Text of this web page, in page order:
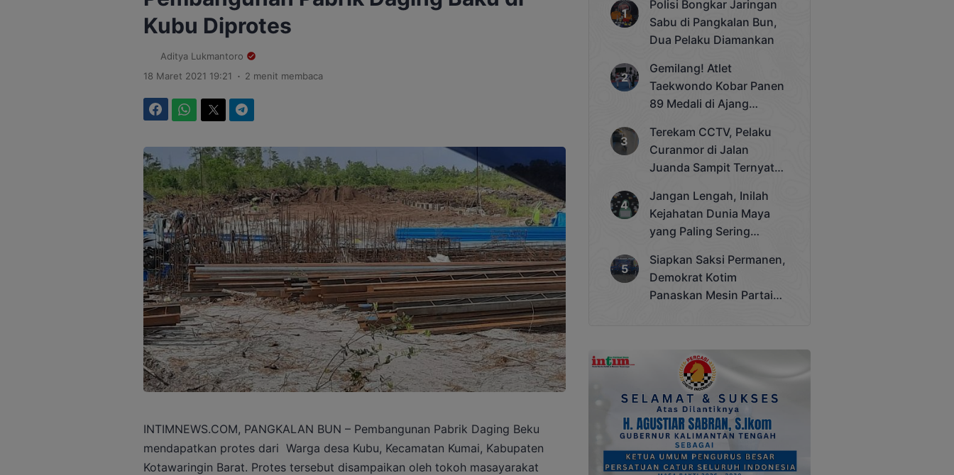
Kubu Diprotes
Aditya Lukmantoro
18 Maret 2021 19:21
. 2 menit membaca
INTIMNEWS.COM, PANGKALAN BUN – Pembangunan Pabrik Daging Beku
mendapatkan protes dari Warga desa Kubu, Kecamatan Kumai, Kabupaten
Kotawaringin Barat. Protes tersebut disampaikan oleh tokoh masayarakat
Polisi Bongkar Jaringan
Sabu di Pangkalan Bun,
Dua Pelaku Diamankan
Gemilang! Atlet
Taekwondo Kobar Panen
89 Medali di Ajang
Cup 2025
Terekam CCTV, Pelaku
Curanmor di Jalan
Juanda Sampit Ternyata
Jangan Lengah, Inilah
Kejahatan Dunia Maya
yang Paling Sering
Siapkan Saksi Permanen,
Demokrat Kotim
Panaskan Mesin Partai